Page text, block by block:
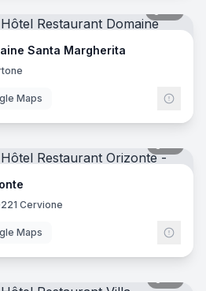
Santa Margherita
Maps
Cervione
Maps